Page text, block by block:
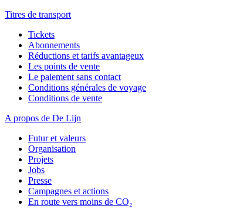
Titres de transport
Tickets
Abonnements
Réductions et tarifs avantageux
Les points de vente
Le paiement sans contact
Conditions générales de voyage
Conditions de vente
A propos de De Lijn
Futur et valeurs
Organisation
Projets
Jobs
Presse
Campagnes et actions
En route vers moins de CO₂